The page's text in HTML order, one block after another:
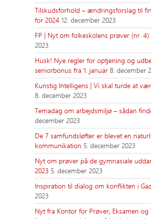
Tilskudsforhold – ændringsforslag til
for 2024 12. december 2023
FP | Nyt om folkeskolens prøver (nr. 4)
2023
Husk! Nye regler for optjening og
seniorbonus fra 1. januar 8. december
Kunstig Intelligens | Vi skal turde at
8. december 2023
Temadag om arbejdsmiljø – sådan
december 2023
De 7 samfundsløfter er blevet en
kommunikation 5. december 2023
Nyt om prøver på de gymnasiale
2023 5. december 2023
Inspiration til dialog om konflikten i
2023
Nyt fra Kontor for Prøver, Eksamen